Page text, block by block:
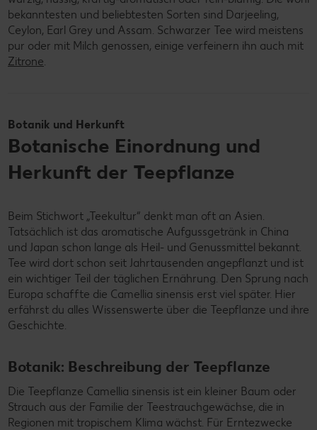
bekanntesten und beliebtesten Sorten sind Darjeeling,
Ceylon, Earl Grey und Assam. Schwarzer Tee wird meistens
pur oder mit Milch genossen, einige verfeinern ihn auch mit
Zitrone
Botanik und Herkunft
Botanische Einordnung und
Herkunft der Teepflanze
Beim Stichwort „Teekultur“ denkt man oft an Asien.
Tatsächlich ist das aromatische Aufgussgetränk in China
und Japan schon lange als Heil- und Genussmittel bekannt.
Tee wird dort schon seit Jahrtausenden angepflanzt und ist
ein wichtiger Teil der täglichen Ernährung. Den Sprung nach
Europa schaffte die Camellia sinensis erst viel später. Hier
erfährst du alles Wissenswerte über die Teepflanze und ihre
Geschichte.
Botanik: Beschreibung der Teepflanze
Die Teepflanze Camellia sinensis ist ein kleiner Baum oder
Strauch aus der Familie der Teestrauchgewächse, die in
Regionen mit tropischem Klima wächst. Für Erntezwecke